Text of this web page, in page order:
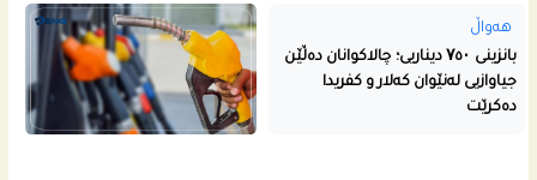
هەواڵ
بانزینی ۷٥۰ دیناریی؛ چالاکوانان دەڵێن
جیاوازیی لەنێوان کەلار و کفریدا
دەکرێت